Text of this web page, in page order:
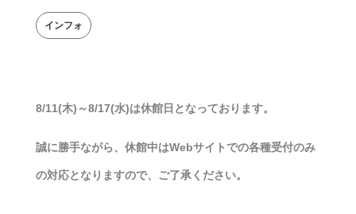
インフォ
8/11(木)～8/17(水)は休館日となっております。
誠に勝手ながら、休館中はWebサイトでの各種受付のみ
の対応となりますので、ご了承ください。